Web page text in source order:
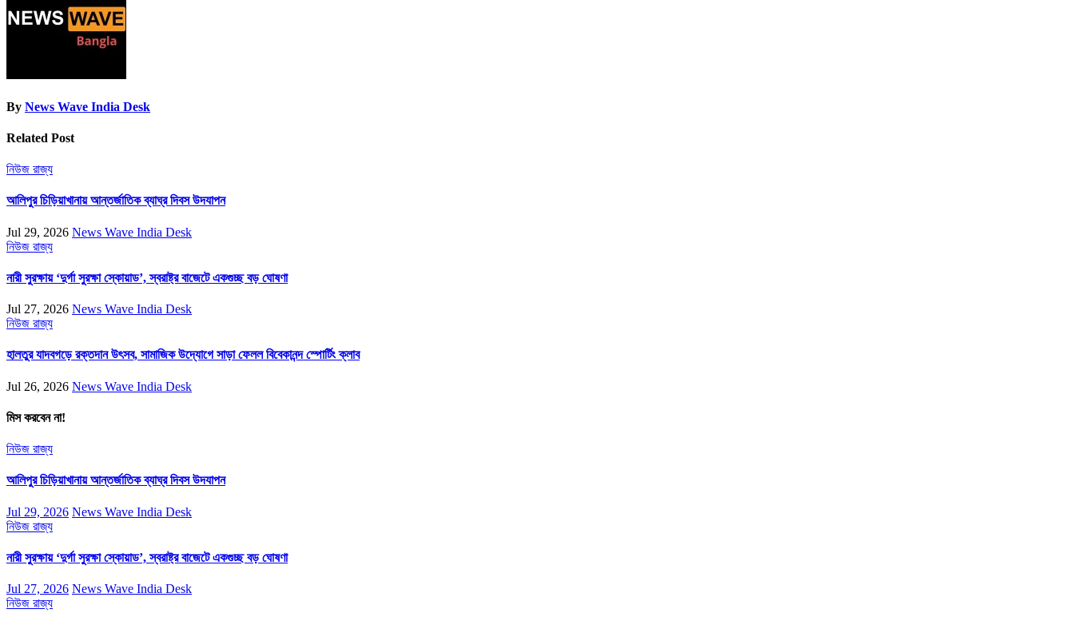
By News Wave India Desk
Related Post
নিউজ রাজ্য
আলিপুর চিড়িয়াখানায় আন্তর্জাতিক ব্যাঘ্র দিবস উদযাপন
Jul 29, 2026 News Wave India Desk
নিউজ রাজ্য
নারী সুরক্ষায় ‘দুর্গা সুরক্ষা স্কোয়াড’, স্বরাষ্ট্র বাজেটে একগুচ্ছ বড় ঘোষণা
Jul 27, 2026 News Wave India Desk
নিউজ রাজ্য
হালতুর যাদবগড়ে রক্তদান উৎসব, সামাজিক উদ্যোগে সাড়া ফেলল বিবেকানন্দ স্পোর্টিং ক্লাব
Jul 26, 2026 News Wave India Desk
মিস করবেন না!
নিউজ রাজ্য
আলিপুর চিড়িয়াখানায় আন্তর্জাতিক ব্যাঘ্র দিবস উদযাপন
Jul 29, 2026 News Wave India Desk
নিউজ রাজ্য
নারী সুরক্ষায় ‘দুর্গা সুরক্ষা স্কোয়াড’, স্বরাষ্ট্র বাজেটে একগুচ্ছ বড় ঘোষণা
Jul 27, 2026 News Wave India Desk
নিউজ রাজ্য